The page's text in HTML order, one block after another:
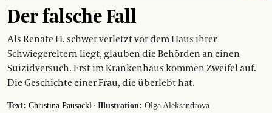
Der falsche Fall
Als Renate H. schwer verletzt vor dem Haus ihrer
Schwiegereltern liegt, glauben die Behörden an einen
Suizidversuch. Erst im Krankenhaus kommen Zweifel auf.
Die Geschichte einer Frau, die überlebt hat.
Text: Christina Pausackl · Illustration: Olga Aleksandrova